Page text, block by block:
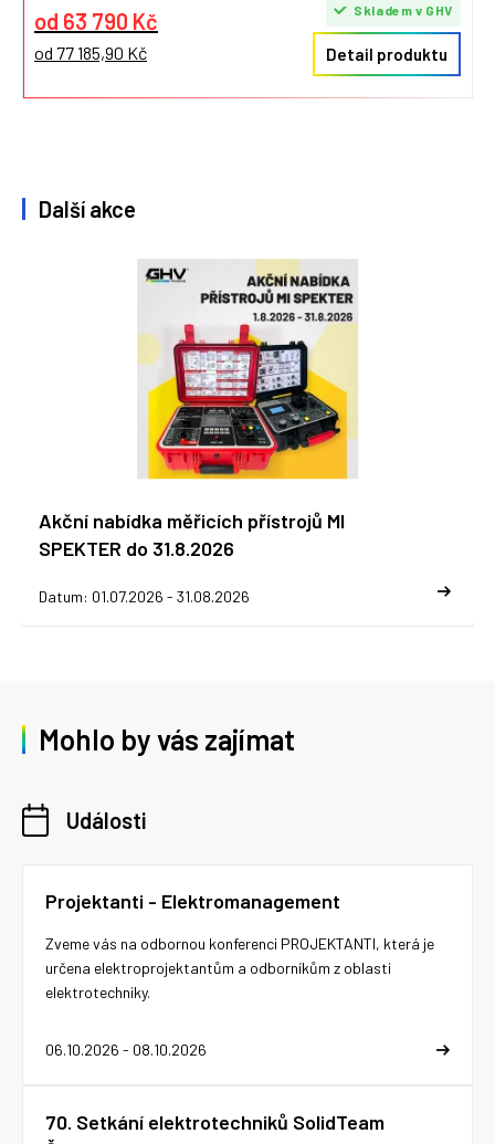
od 63 790 Kč
od 77 185,90 Kč
Skladem v GHV
Detail produktu
Další akce
Akční nabídka měřicích přístrojů MI
SPEKTER do 31.8.2026
Datum: 01.07.2026 - 31.08.2026
Mohlo by vás zajímat
Události
Projektanti - Elektromanagement
06.10.2026 - 08.10.2026
Zveme vás na odbornou konferenci PROJEKTANTI, která je
určena elektroprojektantům a odborníkům z oblasti
elektrotechniky.
70. Setkání elektrotechniků SolidTeam